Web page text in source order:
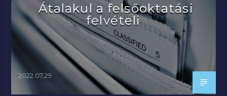
Átalakul a felsőoktatási
felvételi
2022.07.29.